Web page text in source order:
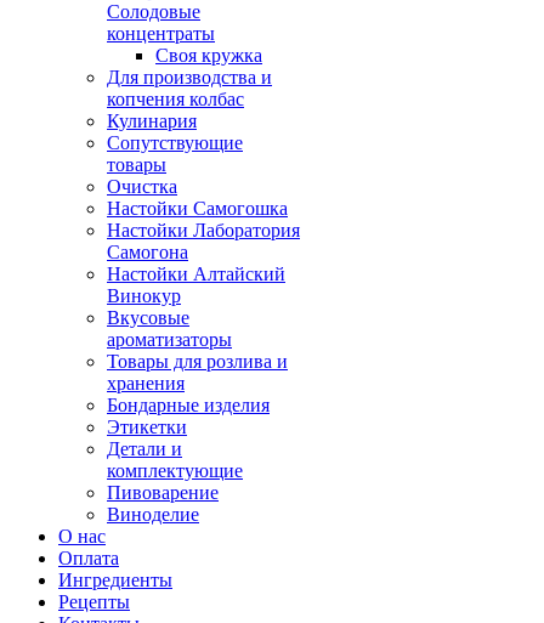
Солодовые
концентраты
Своя кружка
Для производства и
копчения колбас
Кулинария
Сопутствующие
товары
Очистка
Настойки Самогошка
Настойки Лаборатория
Самогона
Настойки Алтайский
Винокур
Вкусовые
ароматизаторы
Товары для розлива и
хранения
Бондарные изделия
Этикетки
Детали и
комплектующие
Пивоварение
Виноделие
О нас
Оплата
Ингредиенты
Рецепты